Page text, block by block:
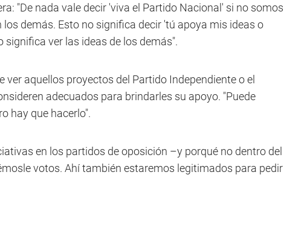
"De nada vale decir 'viva el Partido Nacional' si no somos
demás. Esto no significa decir 'tú apoya mis ideas o
significa ver las ideas de los demás".
ver aquellos proyectos del Partido Independiente o el
adecuados para brindarles su apoyo. "Puede
hay que hacerlo".
en los partidos de oposición –y porqué no dentro del
votos. Ahí también estaremos legitimados para pedir